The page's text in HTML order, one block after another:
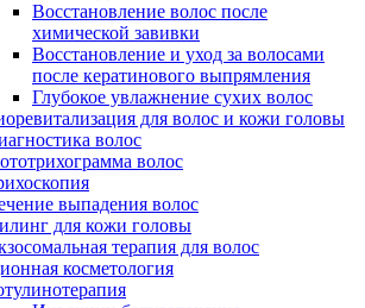
Восстановление волос после
химической завивки
Восстановление и уход за волосами
после кератинового выпрямления
Глубокое увлажнение сухих волос
для волос и кожи головы
волос
волос
выпадения волос
для кожи головы
терапия для волос
косметология